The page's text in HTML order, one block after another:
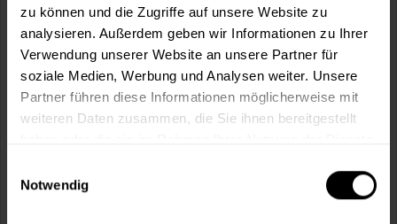
zu können und die Zugriffe auf unsere Website zu
analysieren. Außerdem geben wir Informationen zu Ihrer
Verwendung unserer Website an unsere Partner für
soziale Medien, Werbung und Analysen weiter. Unsere
Partner führen diese Informationen möglicherweise mit
weiteren Daten zusammen, die Sie ihnen bereitgestellt
Notwendig